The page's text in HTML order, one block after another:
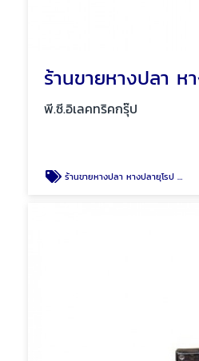
พี.ซี.อิเลคทริคกรุ๊ป
ร้านขายหางปลา หางปลายุโรป พัทยา ชลบุรี